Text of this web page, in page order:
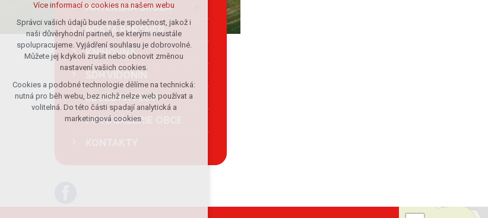
MATEŘSKÁ ŠKOLA
POŠTA PARTNER
KNIHOVNA
SLUŽBY A FIRMY
FOTOGALERIE OBCE
analytická pro anonymizované
vyhodnocení návštěvnosti
marketingová cookies (Google)
Více informací o cookies na našem webu
Přijmout všechny cookies
Odmítnout vše
Více informací o cookies na našem webu
Správci vašich údajů bude naše společnost, jakož i
naši důvěryhodní partneři, se kterými neustále
spolupracujeme. Vyjádření souhlasu je dobrovolné.
Můžete jej kdykoli zrušit nebo obnovit změnou
nastavení vašich cookies.
Cookies a podobné technologie dělíme na technická:
nutná pro běh webu, bez nichž nelze web používat a
volitelná. Do této části spadají analytická a
marketingová cookies.